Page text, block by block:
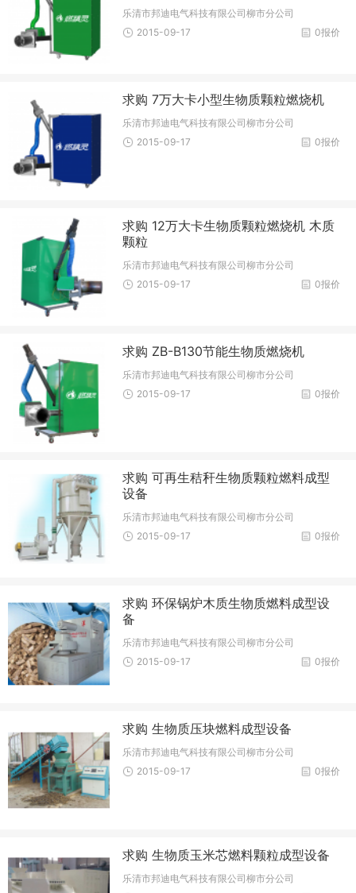
乐清市邦迪电气科技有限公司柳市分公司
0报价
2015-09-17
求购 7万大卡小型生物质颗粒燃烧机
乐清市邦迪电气科技有限公司柳市分公司
0报价
2015-09-17
求购 12万大卡生物质颗粒燃烧机 木质
颗粒
乐清市邦迪电气科技有限公司柳市分公司
0报价
2015-09-17
求购 ZB-B130节能生物质燃烧机
乐清市邦迪电气科技有限公司柳市分公司
0报价
2015-09-17
求购 可再生秸秆生物质颗粒燃料成型
设备
乐清市邦迪电气科技有限公司柳市分公司
0报价
2015-09-17
求购 环保锅炉木质生物质燃料成型设
备
乐清市邦迪电气科技有限公司柳市分公司
0报价
2015-09-17
求购 生物质压块燃料成型设备
乐清市邦迪电气科技有限公司柳市分公司
0报价
2015-09-17
求购 生物质玉米芯燃料颗粒成型设备
乐清市邦迪电气科技有限公司柳市分公司